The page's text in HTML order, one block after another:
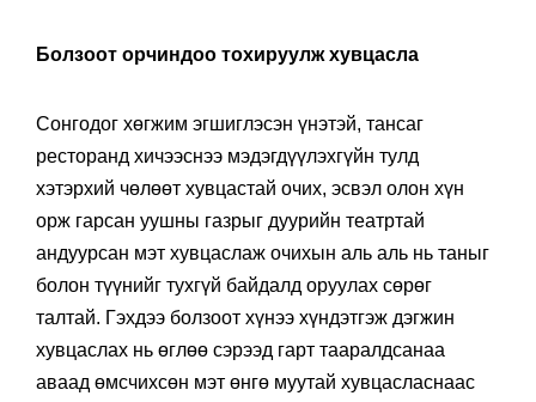
Болзоот орчиндоо тохируулж хувцасла
Сонгодог хөгжим эгшиглэсэн үнэтэй, тансаг
ресторанд хичээснээ мэдэгдүүлэхгүйн тулд
хэтэрхий чөлөөт хувцастай очих, эсвэл олон хүн
орж гарсан уушны газрыг дуурийн театртай
андуурсан мэт хувцаслаж очихын аль аль нь таныг
болон түүнийг тухгүй байдалд оруулах сөрөг
талтай. Гэхдээ болзоот хүнээ хүндэтгэж дэгжин
хувцаслах нь өглөө сэрээд гарт тааралдсанаа
аваад өмсчихсөн мэт өнгө муутай хувцасласнаас